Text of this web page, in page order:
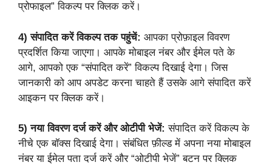
प्रोफाइल” विकल्प पर क्लिक करें।
4) संपादित करें विकल्प तक पहुंचें: आपका प्रोफ़ाइल विवरण
प्रदर्शित किया जाएगा। आपके मोबाइल नंबर और ईमेल पते के
आगे, आपको एक “संपादित करें” विकल्प दिखाई देगा। जिस
जानकारी को आप अपडेट करना चाहते हैं उसके आगे संपादित करें
आइकन पर क्लिक करें।
5) नया विवरण दर्ज करें और ओटीपी भेजें: संपादित करें विकल्प के
नीचे एक बॉक्स दिखाई देगा। संबंधित फ़ील्ड में अपना नया मोबाइल
नंबर या ईमेल पता दर्ज करें और “ओटीपी भेजें” बटन पर क्लिक